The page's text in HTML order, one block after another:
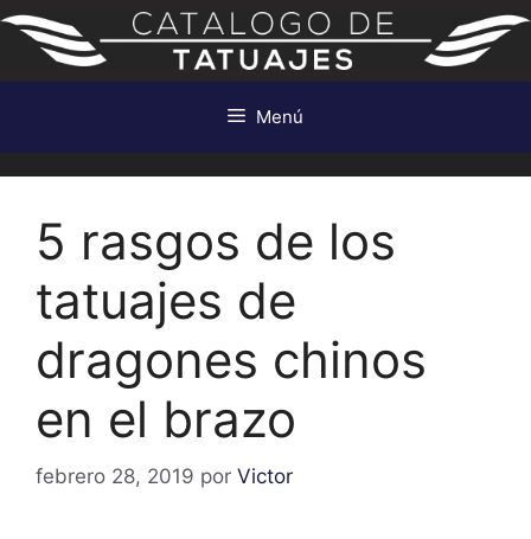
Saltar
contenido
Menú
5 rasgos de los
tatuajes de
dragones chinos
en el brazo
febrero 28, 2019 por Victor